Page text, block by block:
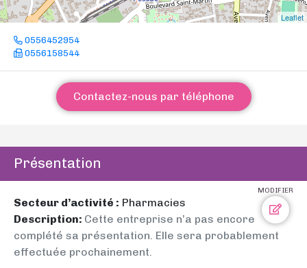
Leaflet
0556452954
0556158544
Contactez-nous par téléphone
Présentation
MODIFIER
Secteur d’activité : Pharmacies
Description: Cette entreprise n’a pas encore
complété sa présentation. Elle sera probablement
effectuée prochainement.